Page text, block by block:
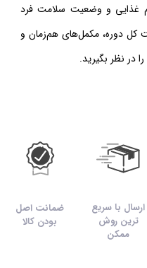
غذایی و وضعیت سلامت فرد
کل دوره، مکمل‌های هم‌زمان و
در نظر بگیرید.
ارسال با سریع
ترین روش
ممکن
ضمانت اصل
بودن کالا